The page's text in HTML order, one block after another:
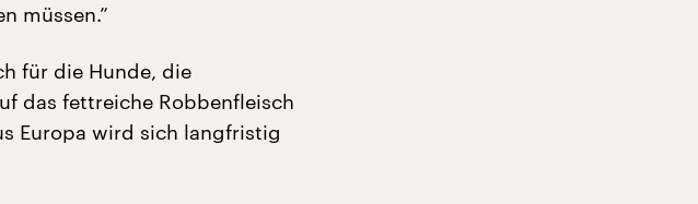
müssen.”
für die Hunde, die
das fettreiche Robbenfleisch
Europa wird sich langfristig